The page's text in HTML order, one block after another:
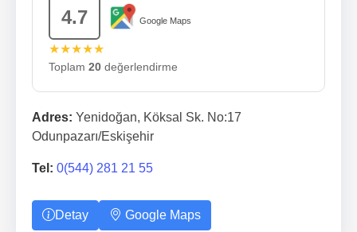
4.7 Google Maps
★★★★★
Toplam 20 değerlendirme
Adres: Yenidoğan, Köksal Sk. No:17
Odunpazarı/Eskişehir
Tel: 0(544) 281 21 55
Detay Google Maps